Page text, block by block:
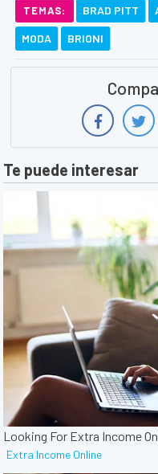
TEMAS: BRAD PITT
MODA BRIONI